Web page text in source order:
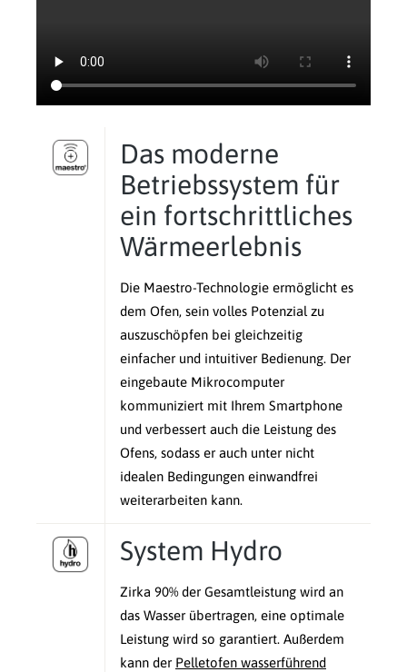
Das moderne
Betriebssystem für
ein fortschrittliches
Wärmeerlebnis
Die Maestro-Technologie ermöglicht es
dem Ofen, sein volles Potenzial zu
auszuschöpfen bei gleichzeitig
einfacher und intuitiver Bedienung. Der
eingebaute Mikrocomputer
kommuniziert mit Ihrem Smartphone
und verbessert auch die Leistung des
Ofens, sodass er auch unter nicht
idealen Bedingungen einwandfrei
weiterarbeiten kann.
System Hydro
Zirka 90% der Gesamtleistung wird an
das Wasser übertragen, eine optimale
Leistung wird so garantiert. Außerdem
kann der Pelletofen wasserführend